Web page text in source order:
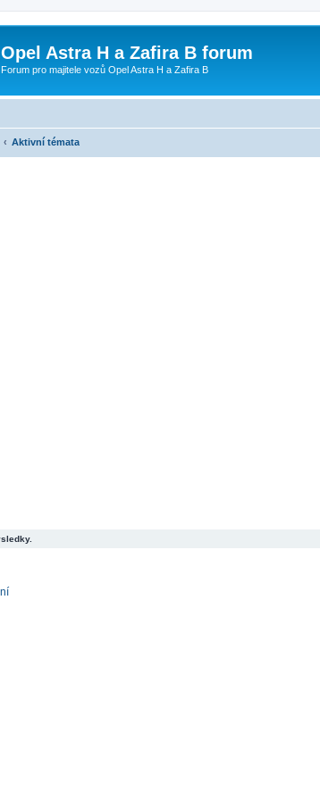
Opel Astra H a Zafira B forum
Forum pro majitele vozů Opel Astra H a Zafira B
Aktivní témata